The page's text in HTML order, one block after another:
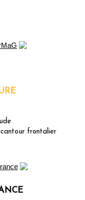
frontalier